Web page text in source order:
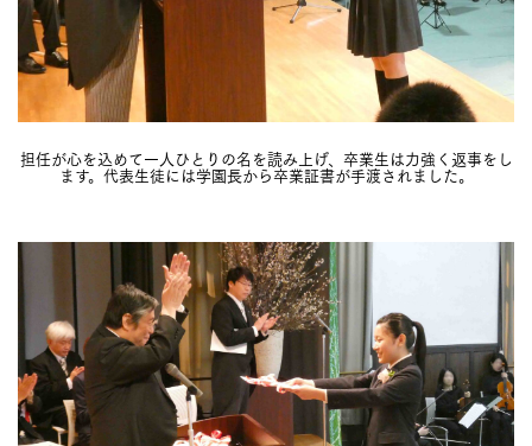
担任が心を込めて一人ひとりの名を読み上げ、卒業生は力強く返事をし
ます。代表生徒には学園長から卒業証書が手渡されました。